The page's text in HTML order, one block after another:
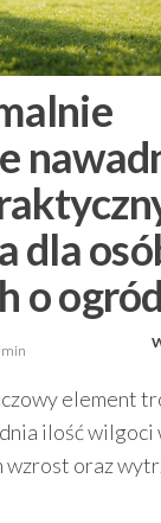
dla
o ogród
element
ilość wilgoci
oraz